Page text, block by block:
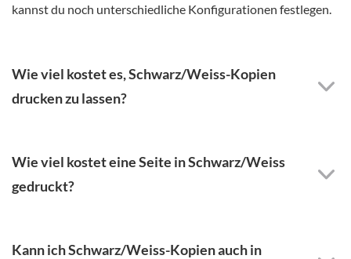
kannst du noch unterschiedliche Konfigurationen festlegen.
Wie viel kostet es, Schwarz/Weiss-Kopien
drucken zu lassen?
Wie viel kostet eine Seite in Schwarz/Weiss
gedruckt?
Kann ich Schwarz/Weiss-Kopien auch in